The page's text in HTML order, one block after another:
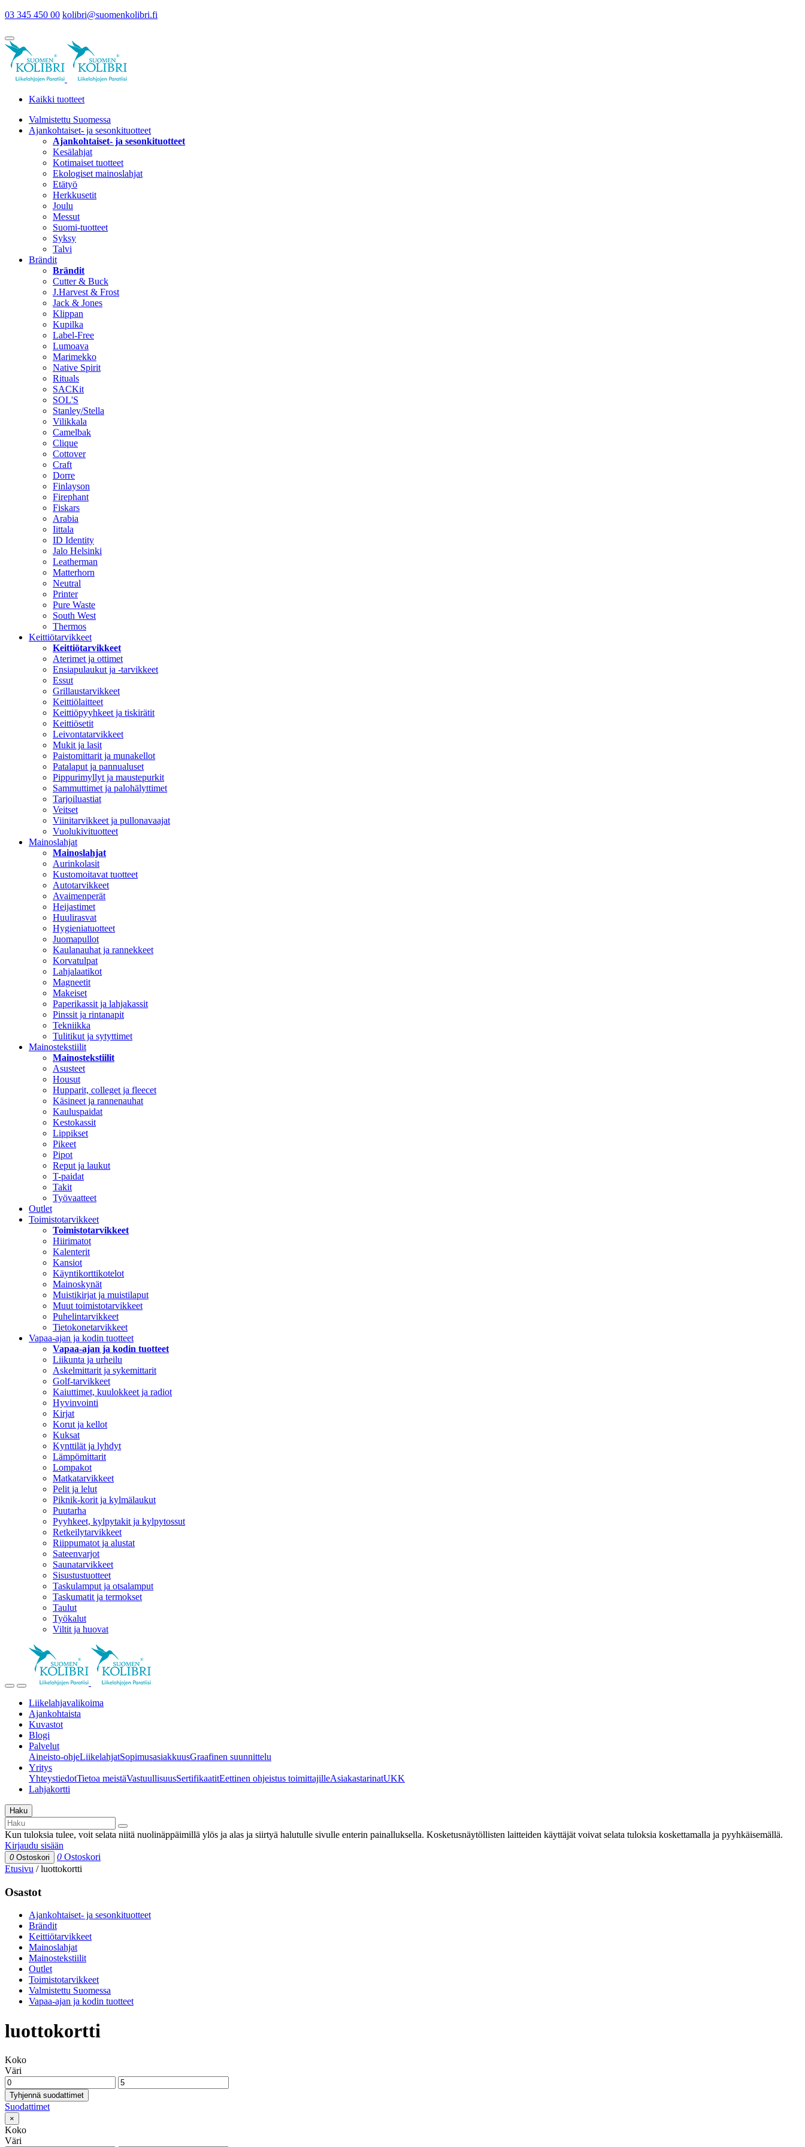
03 345 450 00 kolibri@suomenkolibri.fi
Kaikki tuotteet
Valmistettu Suomessa
Ajankohtaiset- ja sesonkituotteet
Ajankohtaiset- ja sesonkituotteet
Kesälahjat
Kotimaiset tuotteet
Ekologiset mainoslahjat
Etätyö
Herkkusetit
Joulu
Messut
Suomi-tuotteet
Syksy
Talvi
Brändit
Brändit
Cutter & Buck
J.Harvest & Frost
Jack & Jones
Klippan
Kupilka
Label-Free
Lumoava
Marimekko
Native Spirit
Rituals
SACKit
SOL'S
Stanley/Stella
Vilikkala
Camelbak
Clique
Cottover
Craft
Dorre
Finlayson
Firephant
Fiskars
Arabia
Iittala
ID Identity
Jalo Helsinki
Leatherman
Matterhorn
Neutral
Printer
Pure Waste
South West
Thermos
Keittiötarvikkeet
Keittiötarvikkeet
Aterimet ja ottimet
Ensiapulaukut ja -tarvikkeet
Essut
Grillaustarvikkeet
Keittiölaitteet
Keittiöpyyhkeet ja tiskirätit
Keittiösetit
Leivontatarvikkeet
Mukit ja lasit
Paistomittarit ja munakellot
Patalaput ja pannualuset
Pippurimyllyt ja maustepurkit
Sammuttimet ja palohälyttimet
Tarjoiluastiat
Veitset
Viinitarvikkeet ja pullonavaajat
Vuolukivituotteet
Mainoslahjat
Mainoslahjat
Aurinkolasit
Kustomoitavat tuotteet
Autotarvikkeet
Avaimenperät
Heijastimet
Huulirasvat
Hygieniatuotteet
Juomapullot
Kaulanauhat ja rannekkeet
Korvatulpat
Lahjalaatikot
Magneetit
Makeiset
Paperikassit ja lahjakassit
Pinssit ja rintanapit
Tekniikka
Tulitikut ja sytyttimet
Mainostekstiilit
Mainostekstiilit
Asusteet
Housut
Hupparit, colleget ja fleecet
Käsineet ja rannenauhat
Kauluspaidat
Kestokassit
Lippikset
Pikeet
Pipot
Reput ja laukut
T-paidat
Takit
Työvaatteet
Outlet
Toimistotarvikkeet
Toimistotarvikkeet
Hiirimatot
Kalenterit
Kansiot
Käyntikorttikotelot
Mainoskynät
Muistikirjat ja muistilaput
Muut toimistotarvikkeet
Puhelintarvikkeet
Tietokonetarvikkeet
Vapaa-ajan ja kodin tuotteet
Vapaa-ajan ja kodin tuotteet
Liikunta ja urheilu
Askelmittarit ja sykemittarit
Golf-tarvikkeet
Kaiuttimet, kuulokkeet ja radiot
Hyvinvointi
Kirjat
Korut ja kellot
Kuksat
Kynttilät ja lyhdyt
Lämpömittarit
Lompakot
Matkatarvikkeet
Pelit ja lelut
Piknik-korit ja kylmälaukut
Puutarha
Pyyhkeet, kylpytakit ja kylpytossut
Retkeilytarvikkeet
Riippumatot ja alustat
Sateenvarjot
Saunatarvikkeet
Sisustustuotteet
Taskulamput ja otsalamput
Taskumatit ja termokset
Taulut
Työkalut
Viltit ja huovat
Liikelahjavalikoima
Ajankohtaista
Kuvastot
Blogi
Palvelut
Aineisto-ohjeLiikelahjatSopimusasiakkuusGraafinen suunnittelu
Yritys
YhteystiedotTietoa meistäVastuullisuusSertifikaatitEettinen ohjeistus toimittajilleAsiakastarinatUKK
Lahjakortti
Haku
Kun tuloksia tulee, voit selata niitä nuolinäppäimillä ylös ja alas ja siirtyä halutulle sivulle enterin painalluksella. Kosketusnäytöllisten laitteiden käyttäjät voivat selata tuloksia koskettamalla ja pyyhkäisemällä.
Kirjaudu sisään
0 Ostoskori 0 Ostoskori
Etusivu /luottokortti
Osastot
Ajankohtaiset- ja sesonkituotteet
Brändit
Keittiötarvikkeet
Mainoslahjat
Mainostekstiilit
Outlet
Toimistotarvikkeet
Valmistettu Suomessa
Vapaa-ajan ja kodin tuotteet
luottokortti
Koko
Väri
Tyhjennä suodattimet
Suodattimet
×
Koko
Väri